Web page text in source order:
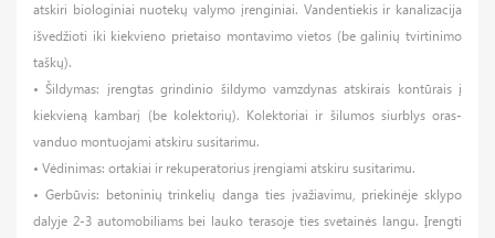
atskiri biologiniai nuotekų valymo įrenginiai. Vandentiekis ir kanalizacija
išvedžioti iki kiekvieno prietaiso montavimo vietos (be galinių tvirtinimo
taškų).
• Šildymas: įrengtas grindinio šildymo vamzdynas atskirais kontūrais į
kiekvieną kambarį (be kolektorių). Kolektoriai ir šilumos siurblys oras-
vanduo montuojami atskiru susitarimu.
• Vėdinimas: ortakiai ir rekuperatorius įrengiami atskiru susitarimu.
• Gerbūvis: betoninių trinkelių danga ties įvažiavimu, priekinėje sklypo
dalyje 2-3 automobiliams bei lauko terasoje ties svetainės langu. Įrengti